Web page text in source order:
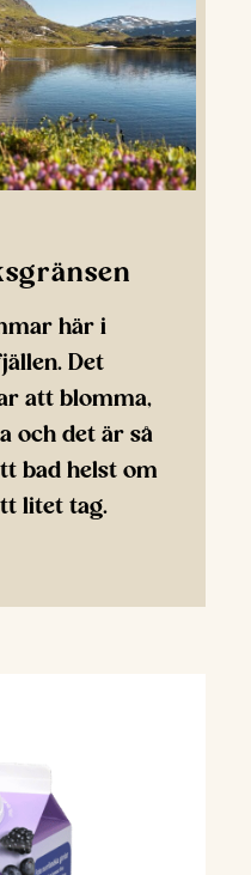
här i
Det
att blomma,
och det är så
bad helst om
litet tag.